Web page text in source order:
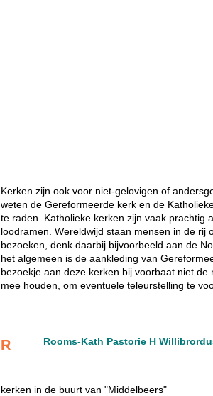
Kerken zijn ook voor niet-gelovigen of
weten de Gereformeerde kerk en de
te raden. Katholieke kerken zijn vaak prachtig
loodramen. Wereldwijd staan mensen in de rij
bezoeken, denk daarbij bijvoorbeeld aan de
het algemeen is de aankleding van
bezoekje aan deze kerken bij voorbaat niet
mee houden, om eventuele teleurstelling te
R Rooms-Kath Pastorie H
kerken in de buurt van "Middelbeers"